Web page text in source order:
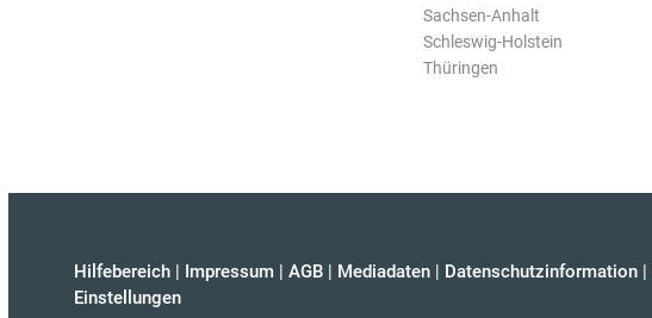
Sachsen-Anhalt
Schleswig-Holstein
Thüringen
Hilfebereich | Impressum | AGB | Mediadaten | Datenschutzinformation |
Einstellungen